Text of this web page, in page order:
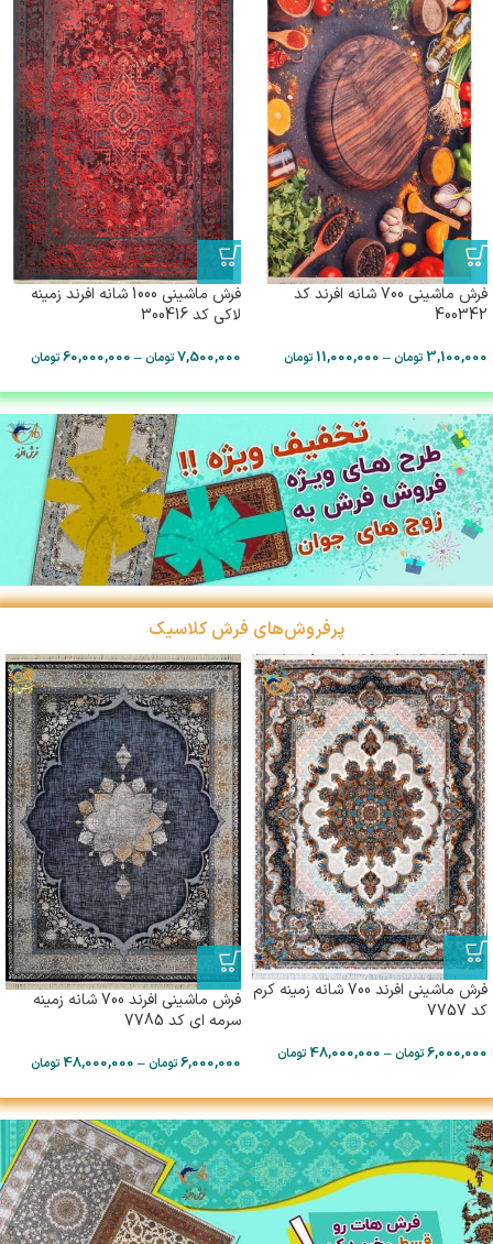
فرش ماشینی 700 شانه افرند كد
400342
3,100,000 تومان–
11,000,000 تومان
فرش ماشینی 1000 شانه افرند زمینه
لاکی كد 300416
7,500,000تومان–
60,000,000تومان
پرفروش‌های فرش کلاسیک
فرش ماشینی افرند 700 شانه زمینه کرم
کد 7757
6,000,000تومان–
48,000,000 تومان
فرش ماشینی افرند 700 شانه زمینه
سرمه‌ ای کد 7785
6,000,000تومان–
48,000,000 تومان